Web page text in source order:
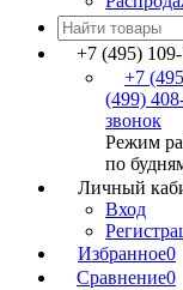
+7 (495)
+7
(499)
звонок
Режим
по
Личный
Вход
Избранное0
Сравнение0